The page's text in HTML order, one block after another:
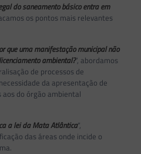
do saneamento básico entra em
os pontos mais relevantes
que uma manifestação municipal não
ambiental?”, abordamos
de processos de
da apresentação de
do órgão ambiental
a lei da Mata Atlântica“,
das áreas onde incide o